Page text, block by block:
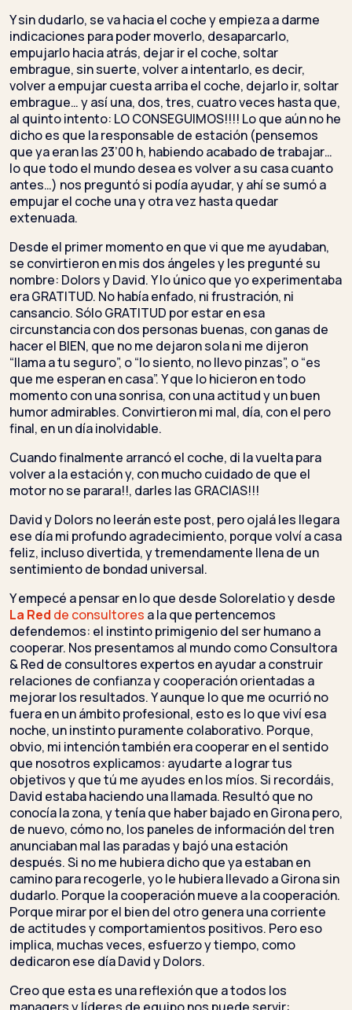
Y sin dudarlo, se va hacia el coche y empieza a darme
indicaciones para poder moverlo, desaparcarlo,
empujarlo hacia atrás, dejar ir el coche, soltar
embrague, sin suerte, volver a intentarlo, es decir,
volver a empujar cuesta arriba el coche, dejarlo ir, soltar
embrague… y así una, dos, tres, cuatro veces hasta que,
al quinto intento: LO CONSEGUIMOS!!!! Lo que aún no he
dicho es que la responsable de estación (pensemos
que ya eran las 23’00 h, habiendo acabado de trabajar…
lo que todo el mundo desea es volver a su casa cuanto
antes…) nos preguntó si podía ayudar, y ahí se sumó a
empujar el coche una y otra vez hasta quedar
extenuada.
Desde el primer momento en que vi que me ayudaban,
se convirtieron en mis dos ángeles y les pregunté su
nombre: Dolors y David. Y lo único que yo experimentaba
era GRATITUD. No había enfado, ni frustración, ni
cansancio. Sólo GRATITUD por estar en esa
circunstancia con dos personas buenas, con ganas de
hacer el BIEN, que no me dejaron sola ni me dijeron
“llama a tu seguro”, o “lo siento, no llevo pinzas”, o “es
que me esperan en casa”. Y que lo hicieron en todo
momento con una sonrisa, con una actitud y un buen
humor admirables. Convirtieron mi mal, día, con el pero
final, en un día inolvidable.
Cuando finalmente arrancó el coche, di la vuelta para
volver a la estación y, con mucho cuidado de que el
motor no se parara!!, darles las GRACIAS!!!
David y Dolors no leerán este post, pero ojalá les llegara
ese día mi profundo agradecimiento, porque volví a casa
feliz, incluso divertida, y tremendamente llena de un
sentimiento de bondad universal.
Y empecé a pensar en lo que desde Solorelatio y desde
La Red de consultores a la que pertencemos
defendemos: el instinto primigenio del ser humano a
cooperar. Nos presentamos al mundo como Consultora
& Red de consultores expertos en ayudar a construir
relaciones de confianza y cooperación orientadas a
mejorar los resultados. Y aunque lo que me ocurrió no
fuera en un ámbito profesional, esto es lo que viví esa
noche, un instinto puramente colaborativo. Porque,
obvio, mi intención también era cooperar en el sentido
que nosotros explicamos: ayudarte a lograr tus
objetivos y que tú me ayudes en los míos. Si recordáis,
David estaba haciendo una llamada. Resultó que no
conocía la zona, y tenía que haber bajado en Girona pero,
de nuevo, cómo no, los paneles de información del tren
anunciaban mal las paradas y bajó una estación
después. Si no me hubiera dicho que ya estaban en
camino para recogerle, yo le hubiera llevado a Girona sin
dudarlo. Porque la cooperación mueve a la cooperación.
Porque mirar por el bien del otro genera una corriente
de actitudes y comportamientos positivos. Pero eso
implica, muchas veces, esfuerzo y tiempo, como
dedicaron ese día David y Dolors.
Creo que esta es una reflexión que a todos los